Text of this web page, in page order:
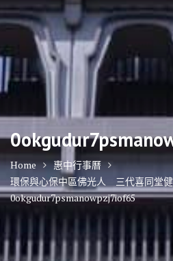
Home
惠中行事曆
環保與心保中區佛光人 三代喜同堂
0okgudur7psmanowpzj7iof65